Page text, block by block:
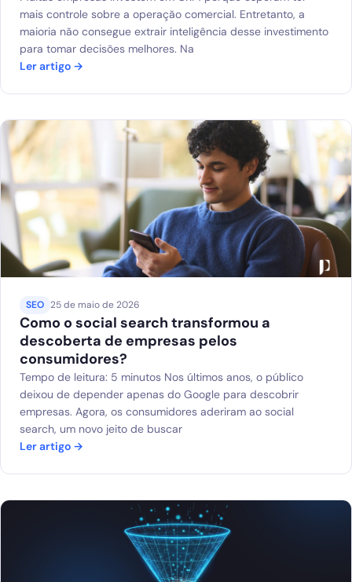
mais controle sobre a operação comercial. Entretanto, a
maioria não consegue extrair inteligência desse investimento
para tomar decisões melhores. Na
Ler artigo →
SEO 25 de maio de 2026
Como o social search transformou a
descoberta de empresas pelos
consumidores?
Tempo de leitura: 5 minutos Nos últimos anos, o público
deixou de depender apenas do Google para descobrir
empresas. Agora, os consumidores aderiram ao social
search, um novo jeito de buscar
Ler artigo →